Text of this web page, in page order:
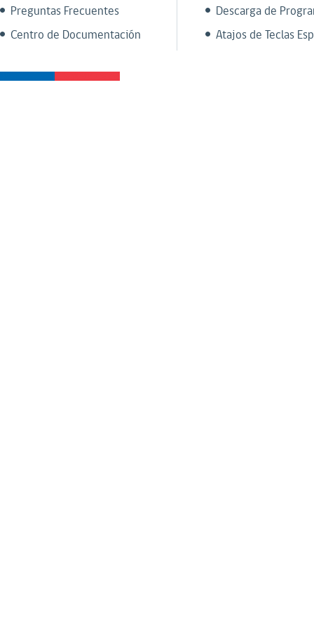
Preguntas Frecuentes
Centro de Documentación
Descarga de
Atajos de Teclas